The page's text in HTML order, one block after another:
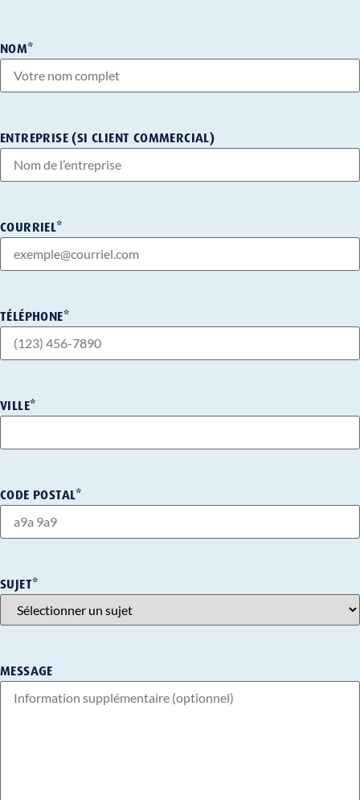
NOM*
ENTREPRISE (SI CLIENT COMMERCIAL)
COURRIEL*
TÉLÉPHONE*
VILLE*
CODE POSTAL*
SUJET*
MESSAGE